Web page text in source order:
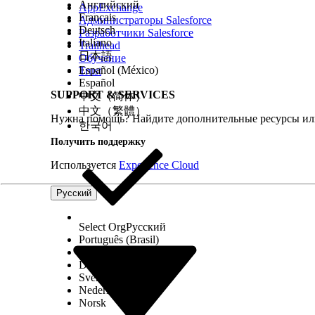
Подтвердите триггеры потока при загрузке
для проверки человеком при настройке.
Конвейеры обработки документов с функцией
человека для проверки данных.
Чтобы запустить бизнес-правило, активируйте
данных контракта и обновление записей посредством
См. также:
Элемент подпотока
Элемент «Решение»
ЭТА СТАТЬЯ РЕШИЛА ВАШУ ПРОБЛЕМУ?
Оставьте свой отзыв, чтобы мы могли стать лучше!
AppExchange
Администраторы Salesforce
Разработчики Salesforce
Trailhead
Обучение
Trust
SUPPORT & SERVICES
Нужна помощь? Найдите дополнительные ресурсы
Получить поддержку
Используется Experience Cloud
Русский
Английский
Français
Deutsch
Italiano
日本語
Español (México)
Español
中文（简体）
中文（繁體）
한국어
Select OrgРусский
Português (Brasil)
Dansk
Svenska
Nederlands
Norsk